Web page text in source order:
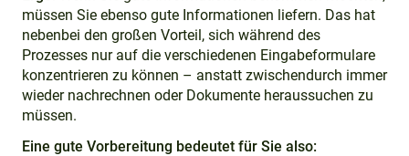
müssen Sie ebenso gute Informationen liefern. Das hat
nebenbei den großen Vorteil, sich während des
Prozesses nur auf die verschiedenen Eingabeformulare
konzentrieren zu können – anstatt zwischendurch immer
wieder nachrechnen oder Dokumente heraussuchen zu
müssen.
Eine gute Vorbereitung bedeutet für Sie also: